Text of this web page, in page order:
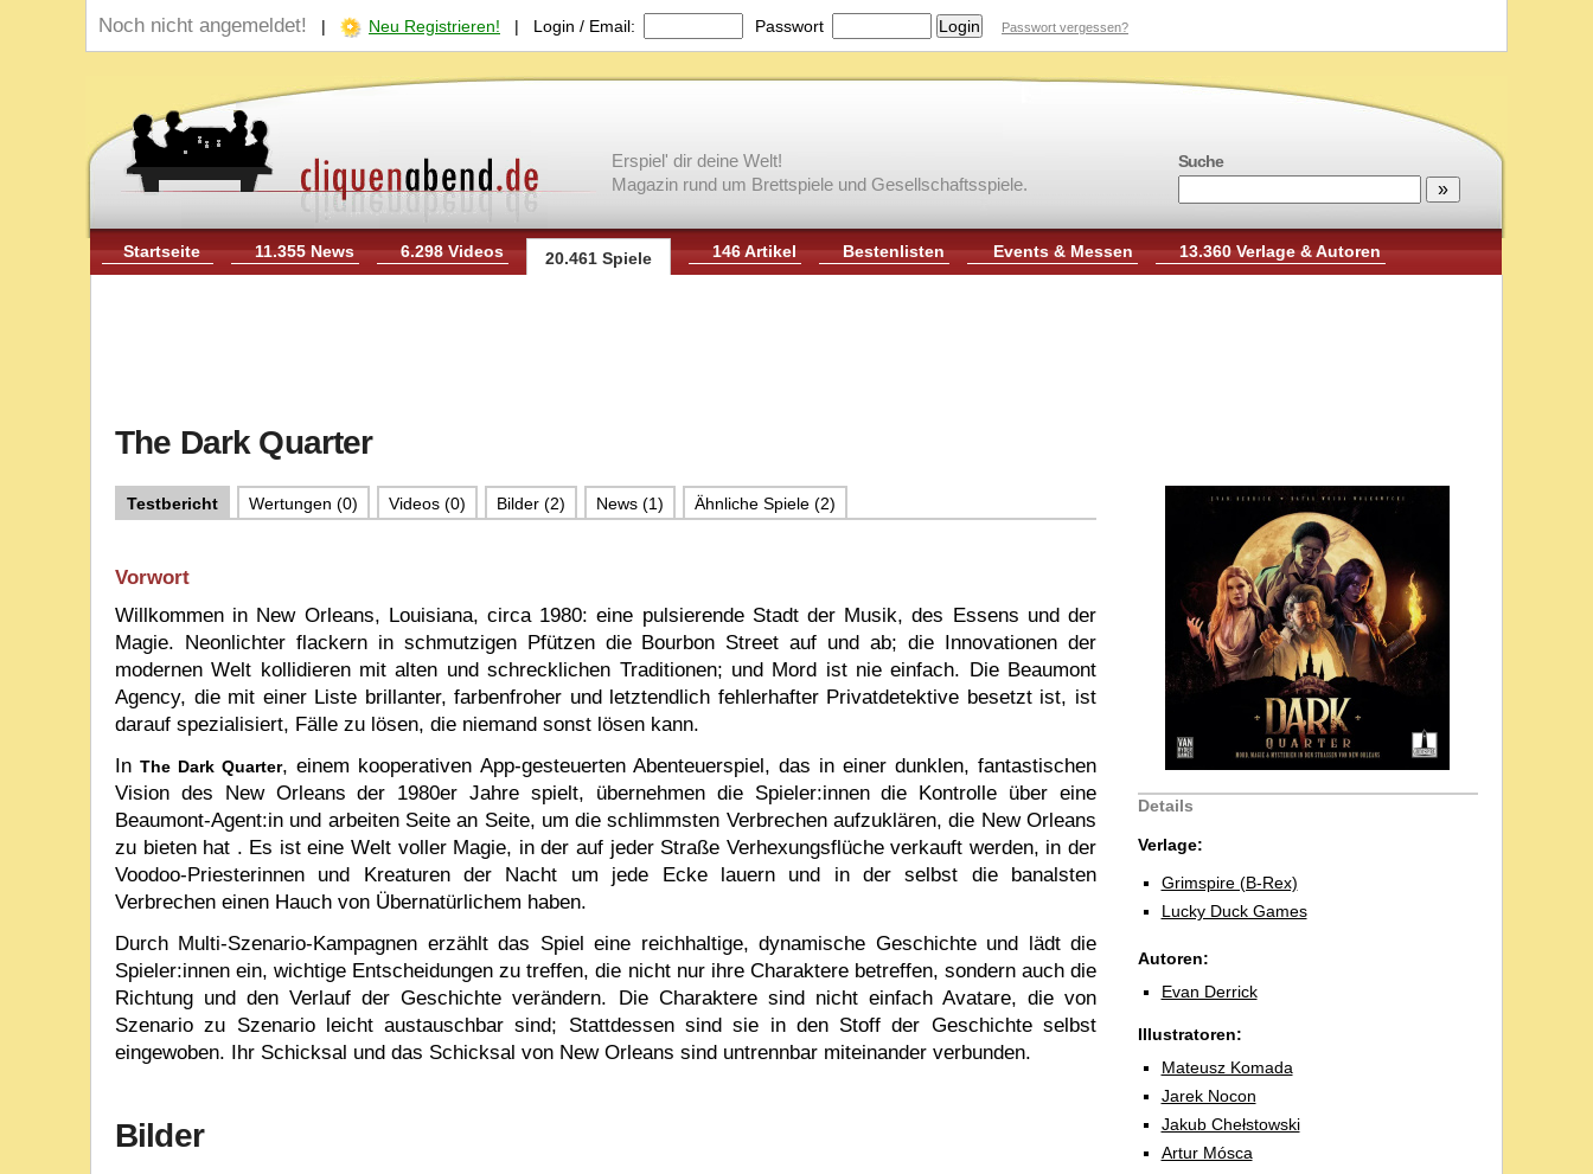
Noch nicht angemeldet! | Neu Registrieren! | Login / Email: Passwort Passwort vergessen?
Suche
Erspiel' dir deine Welt!
Magazin rund um Brettspiele und Gesellschaftsspiele.
Startseite 11.355 News 6.298 Videos 20.461 Spiele 146 Artikel Bestenlisten Events & Messen 13.360 Verlage & Autoren
The Dark Quarter
Details
Verlage:
Grimspire (B-Rex)
Lucky Duck Games
Autoren:
Evan Derrick
Illustratoren:
Mateusz Komada
Jarek Nocon
Jakub Chełstowski
Artur Mósca
Testbericht Wertungen (0) Videos (0) Bilder (2) News (1) Ähnliche Spiele (2)
Vorwort
Willkommen in New Orleans, Louisiana, circa 1980: eine pulsierende Stadt der Musik, des Essens und der
Magie. Neonlichter flackern in schmutzigen Pfützen die Bourbon Street auf und ab; die Innovationen der
modernen Welt kollidieren mit alten und schrecklichen Traditionen; und Mord ist nie einfach. Die Beaumont
Agency, die mit einer Liste brillanter, farbenfroher und letztendlich fehlerhafter Privatdetektive besetzt ist, ist
darauf spezialisiert, Fälle zu lösen, die niemand sonst lösen kann.
InThe Dark Quarter, einem kooperativen App-gesteuerten Abenteuerspiel, das in einer dunklen, fantastischen
Vision des New Orleans der 1980er Jahre spielt, übernehmen die Spieler:innen die Kontrolle über eine
Beaumont-Agent:in und arbeiten Seite an Seite, um die schlimmsten Verbrechen aufzuklären, die New Orleans
zu bieten hat . Es ist eine Welt voller Magie, in der auf jeder Straße Verhexungsflüche verkauft werden, in der
Voodoo-Priesterinnen und Kreaturen der Nacht um jede Ecke lauern und in der selbst die banalsten
Verbrechen einen Hauch von Übernatürlichem haben.
Durch Multi-Szenario-Kampagnen erzählt das Spiel eine reichhaltige, dynamische Geschichte und lädt die
Spieler:innen ein, wichtige Entscheidungen zu treffen, die nicht nur ihre Charaktere betreffen, sondern auch die
Richtung und den Verlauf der Geschichte verändern. Die Charaktere sind nicht einfach Avatare, die von
Szenario zu Szenario leicht austauschbar sind; Stattdessen sind sie in den Stoff der Geschichte selbst
eingewoben. Ihr Schicksal und das Schicksal von New Orleans sind untrennbar miteinander verbunden.
Bilder